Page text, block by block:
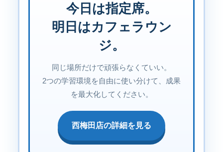
今日は指定席。
明日はカフェラウン
ジ。
同じ場所だけで頑張らなくていい。
2つの学習環境を自由に使い分けて、成果
を最大化してください。
西梅田店の詳細を見る